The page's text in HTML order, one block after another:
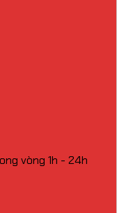
vòng 1h - 24h